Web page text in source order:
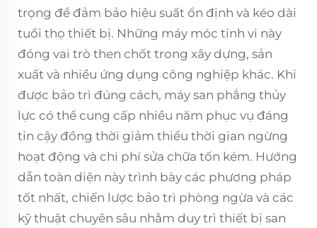
trọng để đảm bảo hiệu suất ổn định và kéo dài
tuổi thọ thiết bị. Những máy móc tinh vi này
đóng vai trò then chốt trong xây dựng, sản
xuất và nhiều ứng dụng công nghiệp khác. Khi
được bảo trì đúng cách, máy san phẳng thủy
lực có thể cung cấp nhiều năm phục vụ đáng
tin cậy đồng thời giảm thiểu thời gian ngừng
hoạt động và chi phí sửa chữa tốn kém. Hướng
dẫn toàn diện này trình bày các phương pháp
tốt nhất, chiến lược bảo trì phòng ngừa và các
kỹ thuật chuyên sâu nhằm duy trì thiết bị san